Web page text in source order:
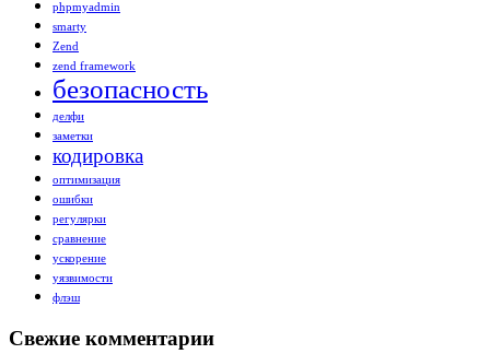
phpmyadmin
smarty
Zend
zend framework
безопасность
делфи
заметки
кодировка
оптимизация
ошибки
регулярки
сравнение
ускорение
уязвимости
флэш
Свежие комментарии